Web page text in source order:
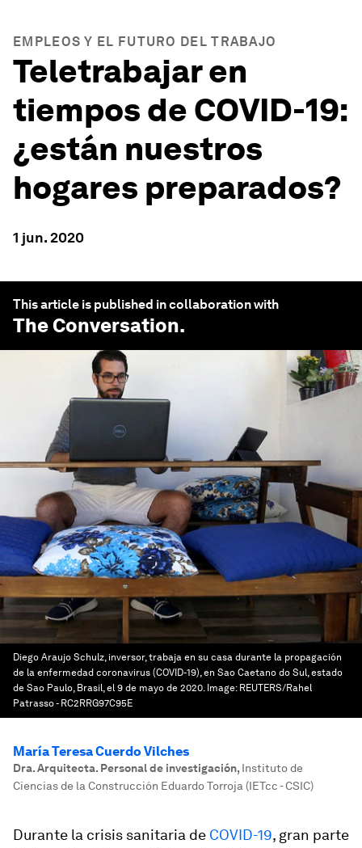
EMPLEOS Y EL FUTURO DEL TRABAJO
Teletrabajar en
tiempos de COVID-19:
¿están nuestros
hogares preparados?
1 jun. 2020
This article is published in collaboration with
The Conversation.
Diego Araujo Schulz, inversor, trabaja en su casa durante la propagación
de la enfermedad coronavirus (COVID-19), en Sao Caetano do Sul, estado
de Sao Paulo, Brasil, el 9 de mayo de 2020. Image: REUTERS/Rahel
Patrasso - RC2RRG97C95E
María Teresa Cuerdo Vilches
Dra. Arquitecta. Personal de investigación, Instituto de
Ciencias de la Construcción Eduardo Torroja (IETcc - CSIC)
Durante la crisis sanitaria de COVID-19, gran parte